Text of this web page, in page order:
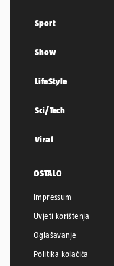
Sport
Show
LifeStyle
Sci/Tech
Viral
OSTALO
Impressum
Uvjeti korištenja
Oglašavanje
Politika kolačića